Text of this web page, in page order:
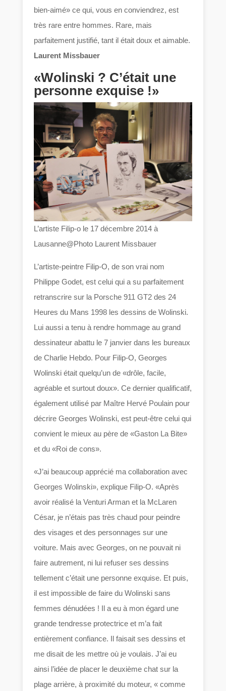
bien-aimé» ce qui, vous en conviendrez, est
très rare entre hommes. Rare, mais
parfaitement justifié, tant il était doux et aimable.
Laurent Missbauer
«Wolinski ? C’était une
personne exquise !»
L’artiste Filip-o le 17 décembre 2014 à
Lausanne@Photo Laurent Missbauer
L’artiste-peintre Filip-O, de son vrai nom
Philippe Godet, est celui qui a su parfaitement
retranscrire sur la Porsche 911 GT2 des 24
Heures du Mans 1998 les dessins de Wolinski.
Lui aussi a tenu à rendre hommage au grand
dessinateur abattu le 7 janvier dans les bureaux
de Charlie Hebdo. Pour Filip-O, Georges
Wolinski était quelqu’un de «drôle, facile,
agréable et surtout doux». Ce dernier qualificatif,
également utilisé par Maître Hervé Poulain pour
décrire Georges Wolinski, est peut-être celui qui
convient le mieux au père de «Gaston La Bite»
et du «Roi de cons».
«J’ai beaucoup apprécié ma collaboration avec
Georges Wolinski», explique Filip-O. «Après
avoir réalisé la Venturi Arman et la McLaren
César, je n’étais pas très chaud pour peindre
des visages et des personnages sur une
voiture. Mais avec Georges, on ne pouvait ni
faire autrement, ni lui refuser ses dessins
tellement c’était une personne exquise. Et puis,
il est impossible de faire du Wolinski sans
femmes dénudées ! Il a eu à mon égard une
grande tendresse protectrice et m’a fait
entièrement confiance. Il faisait ses dessins et
me disait de les mettre où je voulais. J’ai eu
ainsi l’idée de placer le deuxième chat sur la
plage arrière, à proximité du moteur, « comme